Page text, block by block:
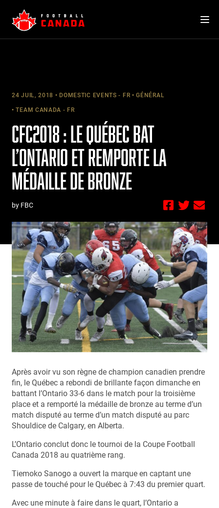
content
24 JUIL, 2018 DOMESTIC EVENTS - FR GÉNÉRAL
TEAM CANADA - FR
CFC2018 : LE QUÉBEC BAT
L’ONTARIO ET REMPORTE LA
MÉDAILLE DE BRONZE
by FBC
Après avoir vu son règne de champion canadien prendre
fin, le Québec a rebondi de brillante façon dimanche en
battant l’Ontario 33-6 dans le match pour la troisième
place et a remporté la médaille de bronze au terme d’un
match disputé au terme d’un match disputé au parc
Shouldice de Calgary, en Alberta.
L’Ontario conclut donc le tournoi de la Coupe Football
Canada 2018 au quatrième rang.
Tiemoko Sanogo a ouvert la marque en captant une
passe de touché pour le Québec à 7:43 du premier quart.
Avec une minute à faire dans le quart, l’Ontario a